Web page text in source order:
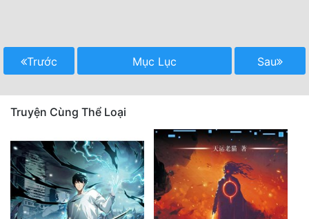
Trước Mục Lục Sau
Truyện Cùng Thể Loại